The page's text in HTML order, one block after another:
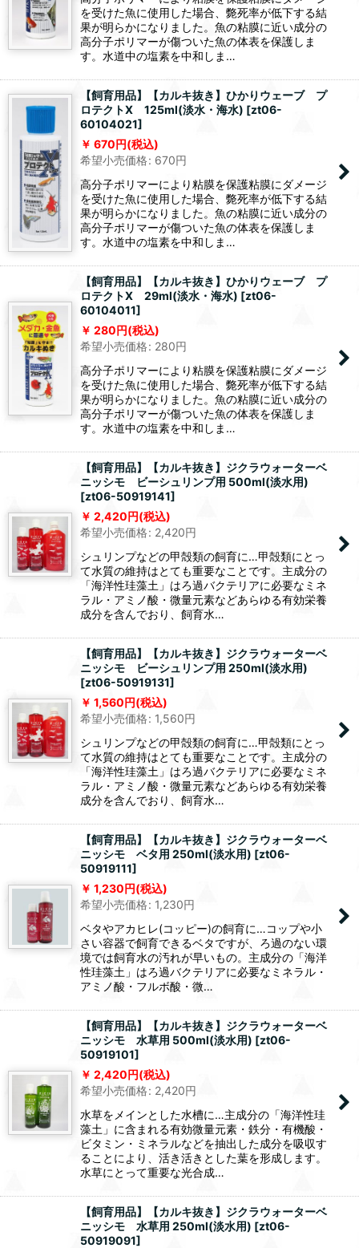
を受けた魚に使用した場合、斃死率が低下する結
果が明らかになりました。魚の粘膜に近い成分の
高分子ポリマーが傷ついた魚の体表を保護しま
す。水道中の塩素を中和しま…
【飼育用品】【カルキ抜き】ひかりウェーブ プ
ロテクトX 125ml(淡水・海水) [zt06-
60104021]
670円(税込)
希望小売価格: 670円
高分子ポリマーにより粘膜を保護粘膜にダメージ
を受けた魚に使用した場合、斃死率が低下する結
果が明らかになりました。魚の粘膜に近い成分の
高分子ポリマーが傷ついた魚の体表を保護しま
す。水道中の塩素を中和しま…
【飼育用品】【カルキ抜き】ひかりウェーブ プ
ロテクトX 29ml(淡水・海水) [zt06-
60104011]
280円(税込)
希望小売価格: 280円
高分子ポリマーにより粘膜を保護粘膜にダメージ
を受けた魚に使用した場合、斃死率が低下する結
果が明らかになりました。魚の粘膜に近い成分の
高分子ポリマーが傷ついた魚の体表を保護しま
す。水道中の塩素を中和しま…
【飼育用品】【カルキ抜き】ジクラウォーターベ
ニッシモ ビーシュリンプ用 500ml(淡水用)
[zt06-50919141]
2,420円(税込)
希望小売価格: 2,420円
シュリンプなどの甲殻類の飼育に…甲殻類にとっ
て水質の維持はとても重要なことです。主成分の
「海洋性珪藻土」はろ過バクテリアに必要なミネ
ラル・アミノ酸・微量元素などあらゆる有効栄養
成分を含んでおり、飼育水…
【飼育用品】【カルキ抜き】ジクラウォーターベ
ニッシモ ビーシュリンプ用 250ml(淡水用)
[zt06-50919131]
1,560円(税込)
希望小売価格: 1,560円
シュリンプなどの甲殻類の飼育に…甲殻類にとっ
て水質の維持はとても重要なことです。主成分の
「海洋性珪藻土」はろ過バクテリアに必要なミネ
ラル・アミノ酸・微量元素などあらゆる有効栄養
成分を含んでおり、飼育水…
【飼育用品】【カルキ抜き】ジクラウォーターベ
ニッシモ ベタ用 250ml(淡水用) [zt06-
50919111]
1,230円(税込)
希望小売価格: 1,230円
ベタやアカヒレ(コッピー)の飼育に…コップや小
さい容器で飼育できるベタですが、ろ過のない環
境では飼育水の汚れが早いもの。主成分の「海洋
性珪藻土」はろ過バクテリアに必要なミネラル・
アミノ酸・フルボ酸・微…
【飼育用品】【カルキ抜き】ジクラウォーターベ
ニッシモ 水草用 500ml(淡水用) [zt06-
50919101]
2,420円(税込)
希望小売価格: 2,420円
水草をメインとした水槽に…主成分の「海洋性珪
藻土」に含まれる有効微量元素・鉄分・有機酸・
ビタミン・ミネラルなどを抽出した成分を吸収す
ることにより、活き活きとした葉を形成します。
水草にとって重要な光合成…
【飼育用品】【カルキ抜き】ジクラウォーターベ
ニッシモ 水草用 250ml(淡水用) [zt06-
50919091]